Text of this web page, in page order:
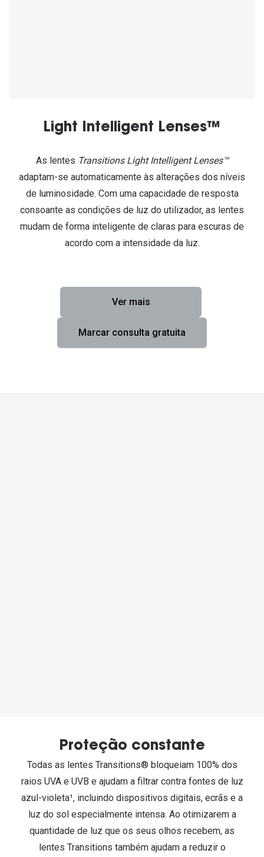
Light Intelligent Lenses™
As lentes Transitions Light Intelligent Lenses™
adaptam-se automaticamente às alterações dos níveis
de luminosidade. Com uma capacidade de resposta
consoante as condições de luz do utilizador, as lentes
mudam de forma inteligente de claras para escuras de
acordo com a intensidade da luz.
Ver mais
Marcar consulta gratuita
Proteção constante
Todas as lentes Transitions® bloqueiam 100% dos
raios UVA e UVB e ajudam a filtrar contra fontes de luz
azul-violeta¹, incluindo dispositivos digitais, ecrãs e a
luz do sol especialmente intensa. Ao otimizarem a
quantidade de luz que os seus olhos recebem, as
lentes Transitions também ajudam a reduzir o